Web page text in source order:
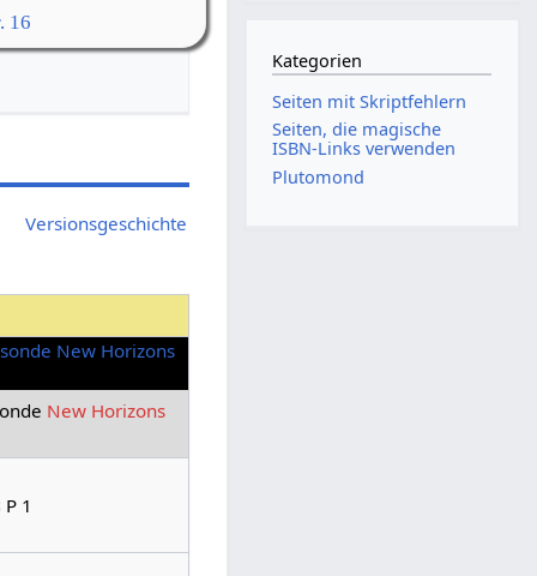
16
Versionsgeschichte
New Horizons
1
Kategorien
Seiten mit Skriptfehlern
Seiten, die magische
ISBN-Links verwenden
Plutomond